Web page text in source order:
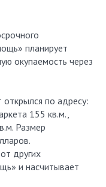
планирует
окупаемость через
по адресу:
155 кв.м.,
Размер
других
и насчитывает